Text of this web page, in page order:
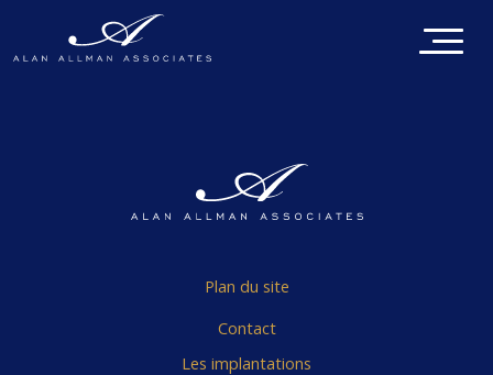
Plan du site
Contact
Les implantations